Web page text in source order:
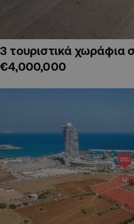
3 τουριστικά χωράφια
€4,000,000